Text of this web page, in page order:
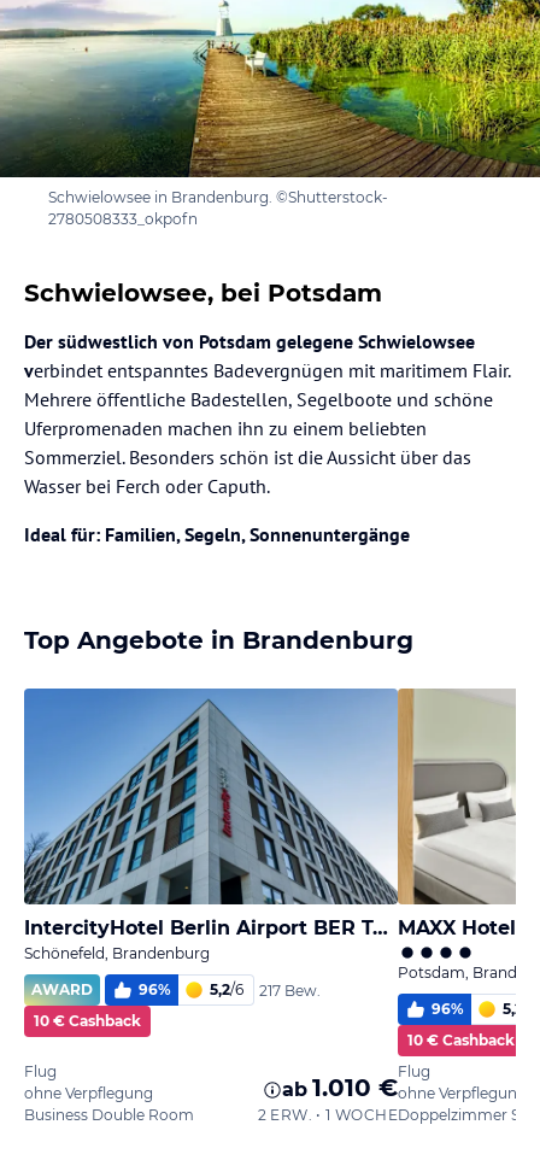
Schwielowsee in Brandenburg. ©Shutterstock-
2780508333_okpofn
Schwielowsee, bei Potsdam
Der südwestlich von Potsdam gelegene Schwielowsee
verbindet entspanntes Badevergnügen mit maritimem Flair.
Mehrere öffentliche Badestellen, Segelboote und schöne
Uferpromenaden machen ihn zu einem beliebten
Sommerziel. Besonders schön ist die Aussicht über das
Wasser bei Ferch oder Caputh.
Ideal für: Familien, Segeln, Sonnenuntergänge
Top Angebote in Brandenburg
IntercityHotel Berlin Airport BER Terminal 1+2
Schönefeld, Brandenburg
AWARD
96% 5,2/6
217 Bew.
10 € Cashback
Flug
ohne Verpflegung
Business Double Room
ab 1.010 €
2 ERW. • 1 WOCHE
MAXX Hotel
Potsdam,
96% 5,2
10 € Cashback
Flug
ohne Verpflegung
Doppelzimmer